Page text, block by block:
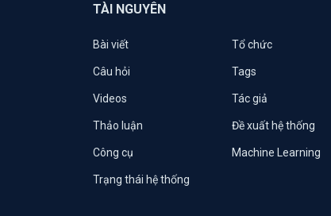
TÀI NGUYÊN
Bài viết Tổ chức
Câu hỏi Tags
Videos Tác giả
Thảo luận Đề xuất hệ thống
Công cụ Machine Learning
Trạng thái hệ thống